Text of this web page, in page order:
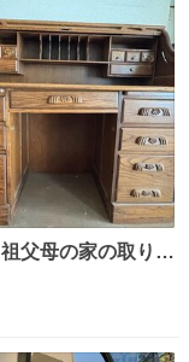
い食器棚と机の